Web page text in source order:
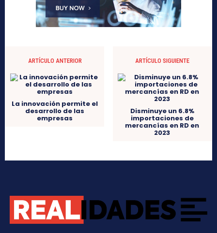
ARTÍCULO ANTERIOR
La innovación permite el
desarrollo de las
empresas
ARTÍCULO SIGUIENTE
Disminuye un 6.8%
importaciones de
mercancías en RD en
2023